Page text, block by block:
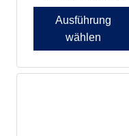
Ausführung
wählen